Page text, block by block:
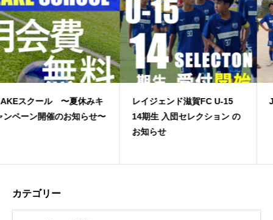
休みキ
らせ〜
レイジェンド滋賀FC U-15
14期生 入団セレクション の
JFA高円宮３部上位
カテゴリー